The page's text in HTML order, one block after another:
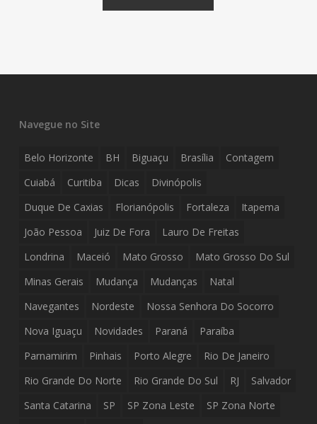
Navegue no Site
Belo Horizonte BH Biguaçu Brasília
Contagem
Cuiabá
Curitiba Dicas
Divinópolis
Duque De Caxias
Florianópolis Fortaleza
Itapema
João Pessoa
Juiz De Fora
Lauro De Freitas
Londrina
Maceió Mato Grosso
Mato Grosso Do Sul
Minas Gerais
Mudança Mudanças
Natal
Navegantes
Nordeste
Nossa Senhora Do Socorro
Nova Iguaçu
Novidades Paraná
Paraíba
Parnamirim
Pinhais Porto Alegre
Rio De Janeiro
Rio Grande Do Norte
Rio Grande Do Sul RJ
Salvador
Santa Catarina
SP SP Zona Leste
SP Zona Norte